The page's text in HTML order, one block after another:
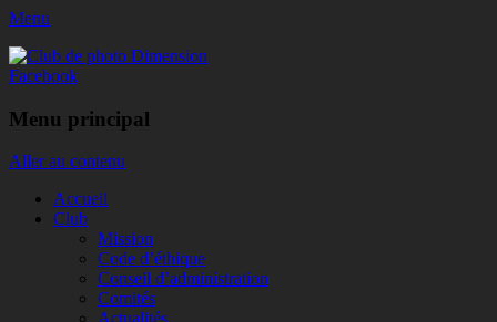
Menu
Club de photo Dimension
Facebook
Menu principal
Aller au contenu
Accueil
Club
Mission
Code d’éthique
Conseil d’administration
Comités